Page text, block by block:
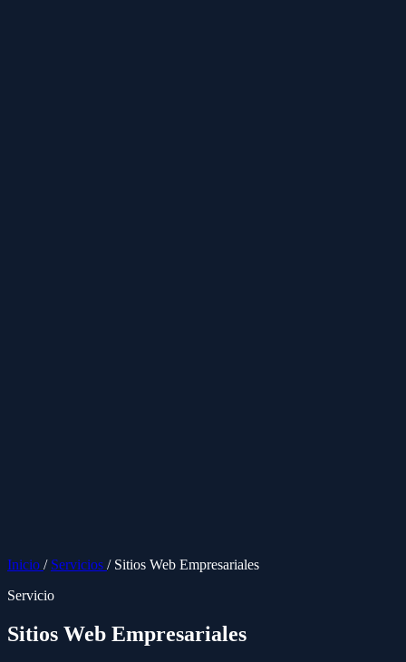
Inicio / Servicios / Sitios Web Empresariales
Servicio
Sitios Web Empresariales